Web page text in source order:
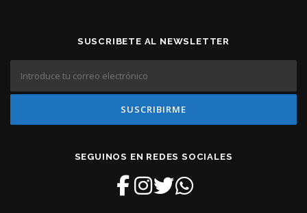
SUSCRIBETE AL NEWSLETTER
SEGUINOS EN REDES SOCIALES